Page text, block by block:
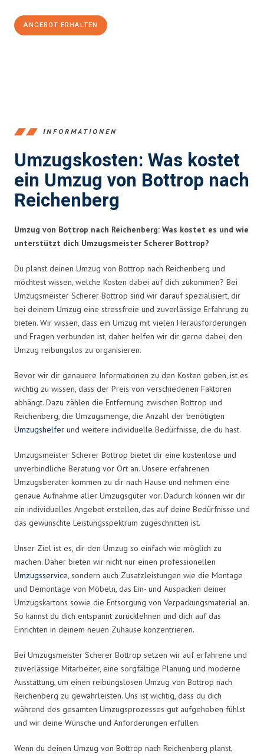
ANGEBOT ERHALTEN
INFORMATIONEN
Umzugskosten: Was kostet
ein Umzug von Bottrop nach
Reichenberg
Umzug von Bottrop nach Reichenberg: Was kostet es und wie
unterstützt dich Umzugsmeister Scherer Bottrop?
Du planst deinen Umzug von Bottrop nach Reichenberg und
möchtest wissen, welche Kosten dabei auf dich zukommen? Bei
Umzugsmeister Scherer Bottrop sind wir darauf spezialisiert, dir
bei deinem Umzug eine stressfreie und zuverlässige Erfahrung zu
bieten. Wir wissen, dass ein Umzug mit vielen Herausforderungen
und Fragen verbunden ist, daher helfen wir dir gerne dabei, den
Umzug reibungslos zu organisieren.
Bevor wir dir genauere Informationen zu den Kosten geben, ist es
wichtig zu wissen, dass der Preis von verschiedenen Faktoren
abhängt. Dazu zählen die Entfernung zwischen Bottrop und
Reichenberg, die Umzugsmenge, die Anzahl der benötigten
Umzugshelfer und weitere individuelle Bedürfnisse, die du hast.
Umzugsmeister Scherer Bottrop bietet dir eine kostenlose und
unverbindliche Beratung vor Ort an. Unsere erfahrenen
Umzugsberater kommen zu dir nach Hause und nehmen eine
genaue Aufnahme aller Umzugsgüter vor. Dadurch können wir dir
ein individuelles Angebot erstellen, das auf deine Bedürfnisse und
das gewünschte Leistungsspektrum zugeschnitten ist.
Unser Ziel ist es, dir den Umzug so einfach wie möglich zu
machen. Daher bieten wir nicht nur einen professionellen
Umzugsservice, sondern auch Zusatzleistungen wie die Montage
und Demontage von Möbeln, das Ein- und Auspacken deiner
Umzugskartons sowie die Entsorgung von Verpackungsmaterial an.
So kannst du dich entspannt zurücklehnen und dich auf das
Einrichten in deinem neuen Zuhause konzentrieren.
Bei Umzugsmeister Scherer Bottrop setzen wir auf erfahrene und
zuverlässige Mitarbeiter, eine sorgfältige Planung und moderne
Ausstattung, um einen reibungslosen Umzug von Bottrop nach
Reichenberg zu gewährleisten. Uns ist wichtig, dass du dich
während des gesamten Umzugsprozesses gut aufgehoben fühlst
und wir deine Wünsche und Anforderungen erfüllen.
Wenn du deinen Umzug von Bottrop nach Reichenberg planst,